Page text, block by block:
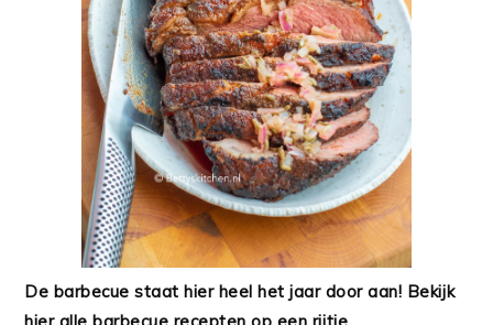
De barbecue staat hier heel het jaar door aan! Bekijk